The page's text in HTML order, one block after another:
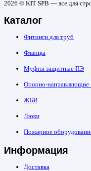
2026 © KIT SPB — все для
Каталог
Фитинги для труб
Фланцы
Муфты защитные ПЭ
Опорно-направляющие
ЖБИ
Люки
Пожарное
Информация
Доставка